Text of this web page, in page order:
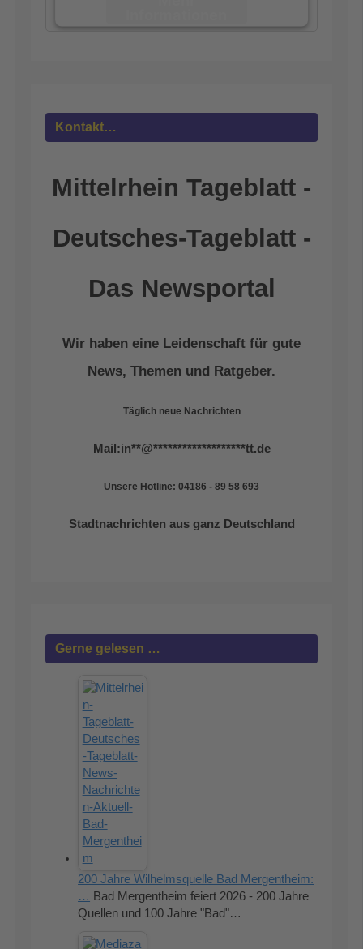
Kontakt…
Mittelrhein Tageblatt -
Deutsches-Tageblatt -
Das Newsportal
Wir haben eine Leidenschaft für gute
News, Themen und Ratgeber.
Täglich neue Nachrichten
Mail:in**@*******************tt.de
Unsere Hotline: 04186 - 89 58 693
Stadtnachrichten aus ganz Deutschland
Gerne gelesen …
200 Jahre Wilhelmsquelle Bad Mergentheim:
… Bad Mergentheim feiert 2026 - 200 Jahre
Quellen und 100 Jahre "Bad"…